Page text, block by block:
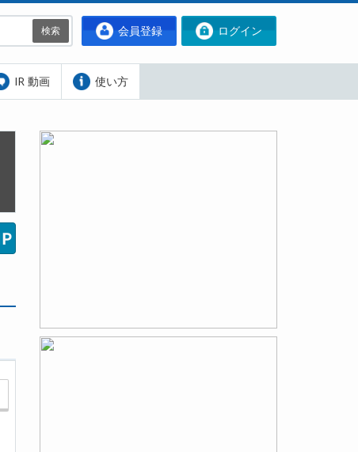
会員登録 ログイン
検索
IR 動画 使い方